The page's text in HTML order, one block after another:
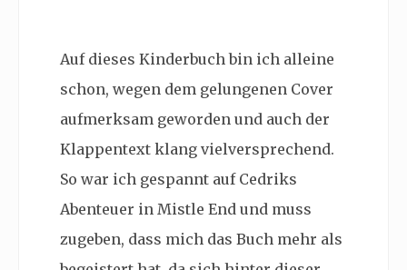
Auf dieses Kinderbuch bin ich alleine
schon, wegen dem gelungenen Cover
aufmerksam geworden und auch der
Klappentext klang vielversprechend.
So war ich gespannt auf Cedriks
Abenteuer in Mistle End und muss
zugeben, dass mich das Buch mehr als